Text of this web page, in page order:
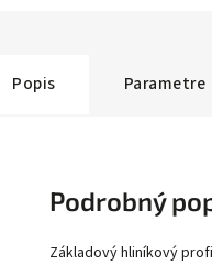
Popis Parametre
Podrobný
Základový hliníkový